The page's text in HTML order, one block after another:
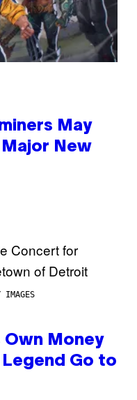
May
Major New
IMAGES
Own Money
Go to